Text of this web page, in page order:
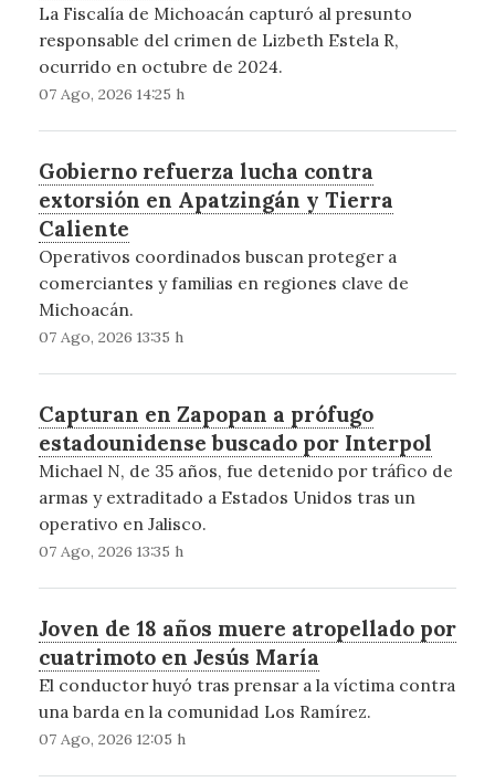
La Fiscalía de Michoacán capturó al presunto
responsable del crimen de Lizbeth Estela R,
ocurrido en octubre de 2024.
07 Ago, 2026 14:25 h
Gobierno refuerza lucha contra
extorsión en Apatzingán y Tierra
Caliente
Operativos coordinados buscan proteger a
comerciantes y familias en regiones clave de
Michoacán.
07 Ago, 2026 13:35 h
Capturan en Zapopan a prófugo
estadounidense buscado por Interpol
Michael N, de 35 años, fue detenido por tráfico de
armas y extraditado a Estados Unidos tras un
operativo en Jalisco.
07 Ago, 2026 13:35 h
Joven de 18 años muere atropellado por
cuatrimoto en Jesús María
El conductor huyó tras prensar a la víctima contra
una barda en la comunidad Los Ramírez.
07 Ago, 2026 12:05 h